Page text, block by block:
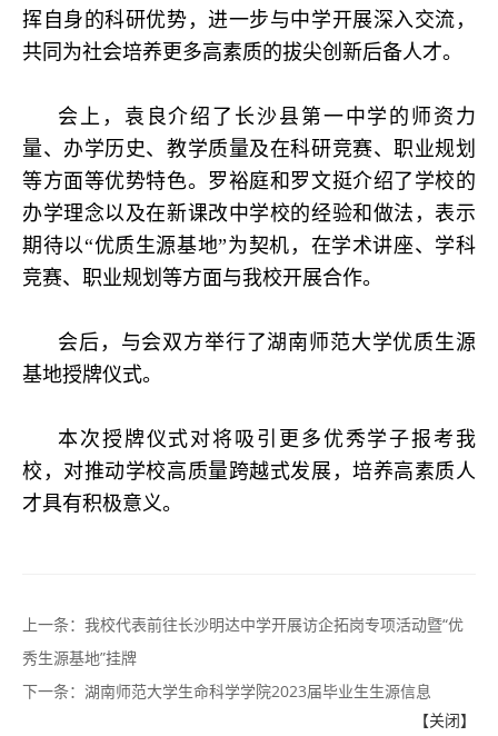
挥自身的科研优势，进一步与中学开展深入交流，
共同为社会培养更多高素质的拔尖创新后备人才。
会上，袁良介绍了长沙县第一中学的师资力
量、办学历史、教学质量及在科研竞赛、职业规划
等方面等优势特色。罗裕庭和罗文挺介绍了学校的
办学理念以及在新课改中学校的经验和做法，表示
期待以“优质生源基地”为契机，在学术讲座、学科
竞赛、职业规划等方面与我校开展合作。
会后，与会双方举行了湖南师范大学优质生源
基地授牌仪式。
本次授牌仪式对将吸引更多优秀学子报考我
校，对推动学校高质量跨越式发展，培养高素质人
才具有积极意义。
上一条： 我校代表前往长沙明达中学开展访企拓岗专项活动暨“优
秀生源基地”挂牌
下一条： 湖南师范大学生命科学学院2023届毕业生生源信息
【关闭】